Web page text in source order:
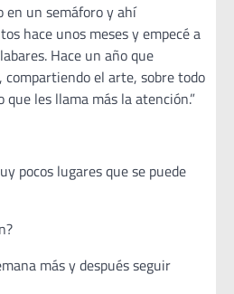
en un semáforo y ahí
hace unos meses y empecé a
Hace un año que
compartiendo el arte, sobre todo
que les llama más la atención.”
pocos lugares que se puede
más y después seguir